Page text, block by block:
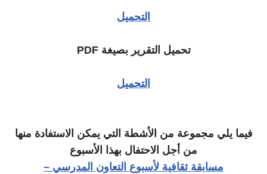
التحميل
تحميل التقرير بصيغة PDF
التحميل
فيما يلي مجموعة من الأشطة التي يمكن الاستفادة منها
من أجل الاحتفال بهذا الأسبوع
– مسابقة ثقافية لأسبوع التعاون المدرسي